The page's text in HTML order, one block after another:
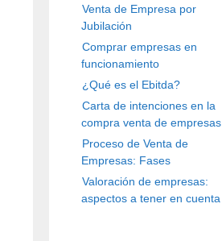
Venta de Empresa por
Jubilación
Comprar empresas en
funcionamiento
¿Qué es el Ebitda?
Carta de intenciones en la
compra venta de empresas
Proceso de Venta de
Empresas: Fases
Valoración de empresas:
aspectos a tener en cuenta